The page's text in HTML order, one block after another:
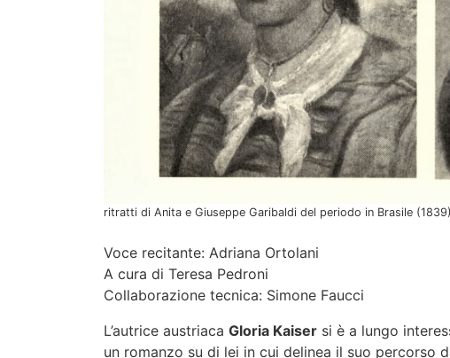
ritratti di Anita e Giuseppe Garibaldi del periodo in Brasile
Voce recitante: Adriana Ortolani
A cura di Teresa Pedroni
Collaborazione tecnica: Simone Faucci
L’autrice austriaca Gloria Kaiser si è a lungo
un romanzo su di lei in cui delinea il suo percorso